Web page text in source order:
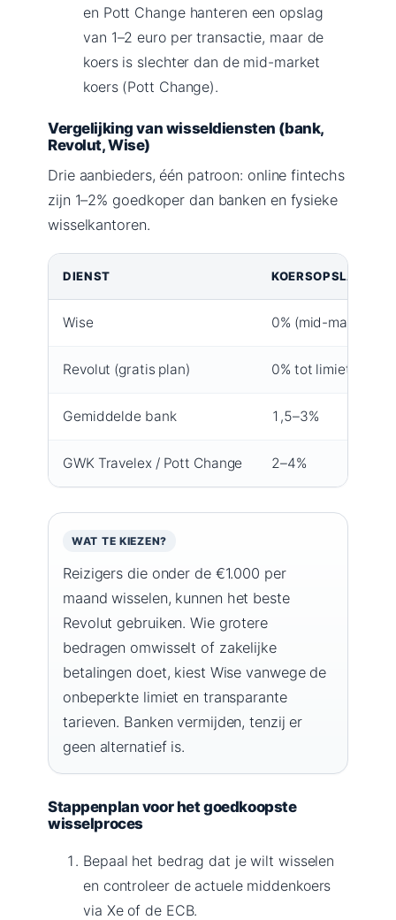
en Pott Change hanteren een opslag
van 1–2 euro per transactie, maar de
koers is slechter dan de mid-market
koers (Pott Change).
Vergelijking van wisseldiensten (bank,
Revolut, Wise)
Drie aanbieders, één patroon: online fintechs
zijn 1–2% goedkoper dan banken en fysieke
wisselkantoren.
DIENST KOERSOPSLAG
Wise 0% (mid-market)
Revolut (gratis plan) 0% tot limiet
Gemiddelde bank 1,5–3%
GWK Travelex / Pott Change 2–4%
WAT TE KIEZEN?
Reizigers die onder de €1.000 per
maand wisselen, kunnen het beste
Revolut gebruiken. Wie grotere
bedragen omwisselt of zakelijke
betalingen doet, kiest Wise vanwege de
onbeperkte limiet en transparante
tarieven. Banken vermijden, tenzij er
geen alternatief is.
Stappenplan voor het goedkoopste
wisselproces
Bepaal het bedrag dat je wilt wisselen
en controleer de actuele middenkoers
via Xe of de ECB.